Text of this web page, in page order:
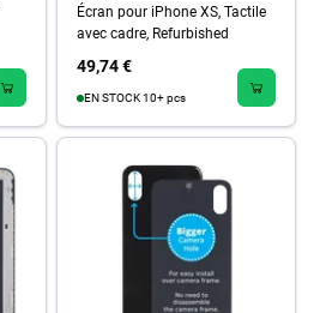
Écran pour iPhone XS, Tactile
avec cadre, Refurbished
49,74 €
EN STOCK 10+ pcs